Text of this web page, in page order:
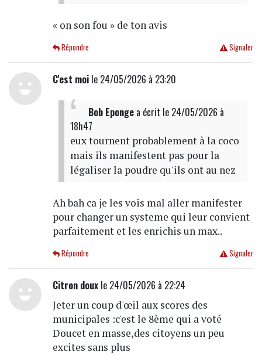
« on son fou » de ton avis
Signaler
Répondre
C'est moile 24/05/2026 à 23:20
Bob Epongea écrit le 24/05/2026 à
18h47
eux tournent probablement à la coco
mais ils manifestent pas pour la
légaliser la poudre qu'ils ont au nez
Ah bah ca je les vois mal aller manifester
pour changer un systeme qui leur convient
parfaitement et les enrichis un max..
Signaler
Répondre
Citron douxle 24/05/2026 à 22:24
Jeter un coup d'œil aux scores des
municipales :c'est le 8ème qui a voté
Doucet en masse,des citoyens un peu
excites sans plus